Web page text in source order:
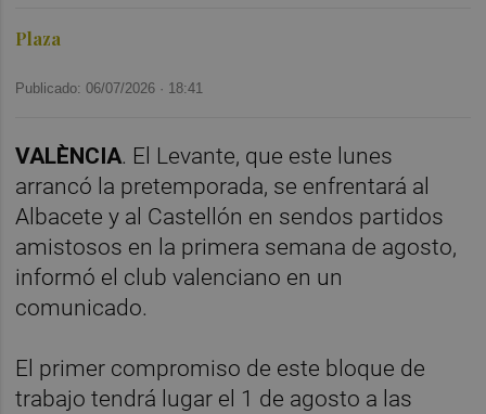
Plaza
Publicado: 06/07/2026 · 18:41
VALÈNCIA. El Levante, que este lunes
arrancó la pretemporada, se enfrentará al
Albacete y al Castellón en sendos partidos
amistosos en la primera semana de agosto,
informó el club valenciano en un
comunicado.
El primer compromiso de este bloque de
trabajo tendrá lugar el 1 de agosto a las